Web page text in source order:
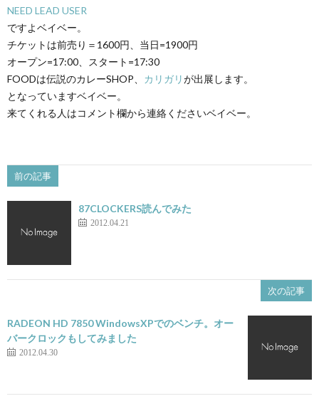
NEED LEAD USER
ですよベイベー。
チケットは前売り＝1600円、当日=1900円
オープン=17:00、スタート=17:30
FOODは伝説のカレーSHOP、 カリガリが出展します。
となっていますベイベー。
来てくれる人はコメント欄から連絡くださいベイベー。
前の記事
87CLOCKERS読んでみた
2012.04.21
次の記事
RADEON HD 7850 WindowsXPでのベンチ。オー
バークロックもしてみました
2012.04.30